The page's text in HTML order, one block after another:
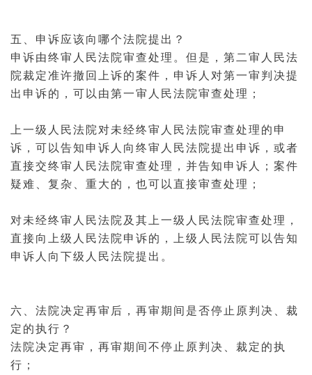
五、申诉应该向哪个法院提出？
申诉由终审人民法院审查处理。但是，第二审人民法
院裁定准许撤回
上诉的案件，申诉人对第一审 判决提
出申诉的，可以由第一审人民法院审查处理；
上一级人民法院对未经终审人民法院审查处理的申
诉，可以告知申诉人向终审人民法院提出申诉，或者
直接交终审人民法院审查处理，并告知申诉人；案件
疑难、复杂、重大的，也可以直接审查处理；
对未经终审人民法院及其上一级人民法院审查处理，
直接向上级人民法院申诉的，上级人民法院可以告知
申诉人向下级人民法院提出。
六、法院决定再审后，再审期间是否停止原判决、裁
定的执行？
法院决定再审，再审期间不停止原判决、裁定的执
行；